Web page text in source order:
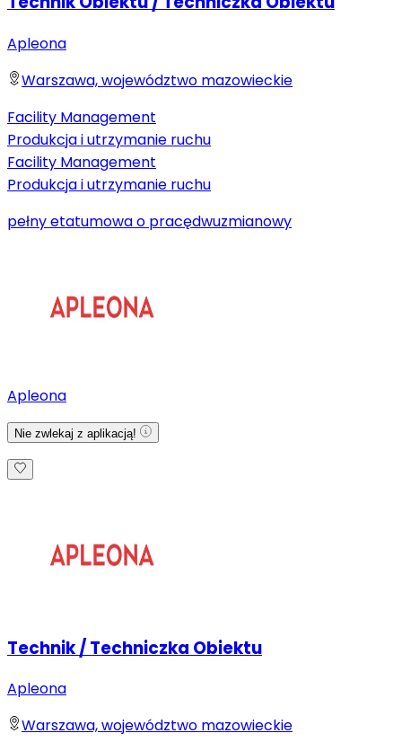
Apleona
Warszawa, województwo mazowieckie
Facility Management
Produkcja i utrzymanie ruchu
Facility Management
Produkcja i utrzymanie ruchu
pełny etatumowa o pracędwuzmianowy
Apleona
Nie zwlekaj z aplikacją!
Technik / Techniczka Obiektu
Apleona
Warszawa, województwo mazowieckie